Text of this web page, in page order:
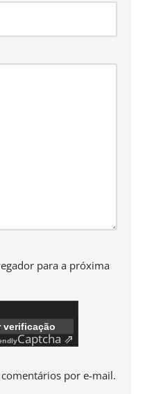
para a próxima
verificação
Captcha ⇗
por e-mail.